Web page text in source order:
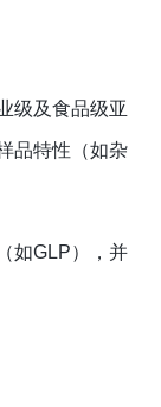
级及食品级亚
品特性（如杂
如GLP），并